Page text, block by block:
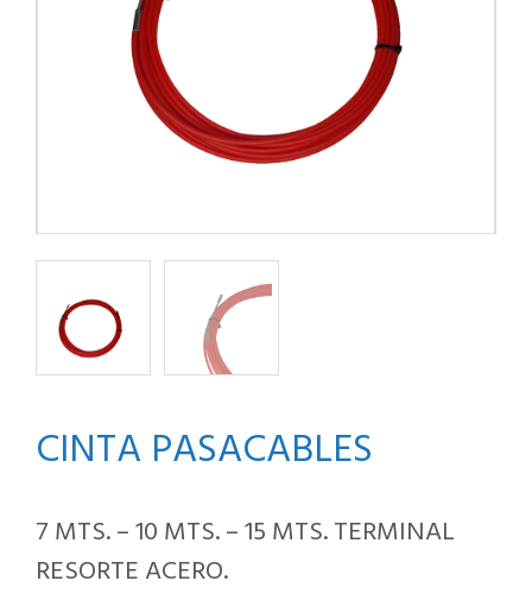
CINTA PASACABLES
7 MTS. – 10 MTS. – 15 MTS. TERMINAL
RESORTE ACERO.